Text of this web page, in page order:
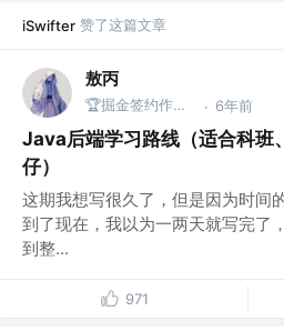
iSwifter 赞了这篇文章
敖丙
🏆掘金签约作者 @微信搜：敖丙 · 6年前
Java后端学习路线（适合科班
仔）
这期我想写很久了，但是因为时间
到了现在，我以为一两天就写完了
到整...
971